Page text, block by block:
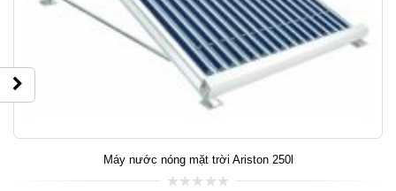
Máy nước nóng mặt trời Ariston 250l